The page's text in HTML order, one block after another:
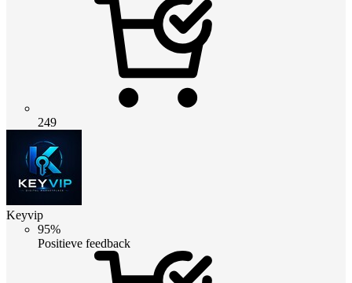
249
Keyvip
95%
Positieve feedback